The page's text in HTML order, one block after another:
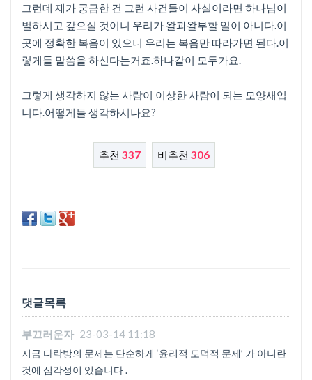
그런데 제가 궁금한 건 그런 사건들이 사실이라면 하나님이
벌하시고 갚으실 것이니 우리가 왈과왈부할 일이 아니다.이
곳에 정확한 복음이 있으니 우리는 복음만 따라가면 된다.이
렇게들 말씀을 하신다는거죠.하나같이 모두가요.
그렇게 생각하지 않는 사람이 이상한 사람이 되는 모양새입
니다.어떻게들 생각하시나요?
추천 337 비추천 306
댓글목록
부끄러운자 23-03-14 11:18
지금 다락방의 문제는 단순하게 ‘윤리적 도덕적 문제’ 가 아니란
것에 심각성이 있습니다 .